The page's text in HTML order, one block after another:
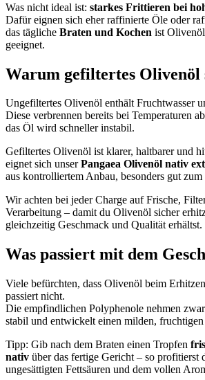
Was nicht ideal ist: starkes Frittieren bei
Dafür eignen sich eher raffinierte Öle oder
das tägliche Braten und Kochen ist
geeignet.
Warum gefiltertes Olivenöl
Ungefiltertes Olivenöl enthält Fruchtwasser
Diese verbrennen bereits bei Temperaturen
das Öl wird schneller instabil.
Gefiltertes Olivenöl ist klarer, haltbarer und
eignet sich unserPangaea Olivenöl nativ
aus kontrolliertem Anbau, besonders gut zum
Wir achten bei jeder Charge auf Frische,
Verarbeitung – damit du Olivenöl sicher
gleichzeitig Geschmack und Qualität erhältst.
Was passiert mit dem
Viele befürchten, dass Olivenöl beim
passiert nicht.
Die empfindlichen Polyphenole nehmen
stabil und entwickelt einen milden,
Tipp: Gib nach dem Braten einen Tropfen
nativ über das fertige Gericht – so profitierst
ungesättigten Fettsäuren und dem vollen